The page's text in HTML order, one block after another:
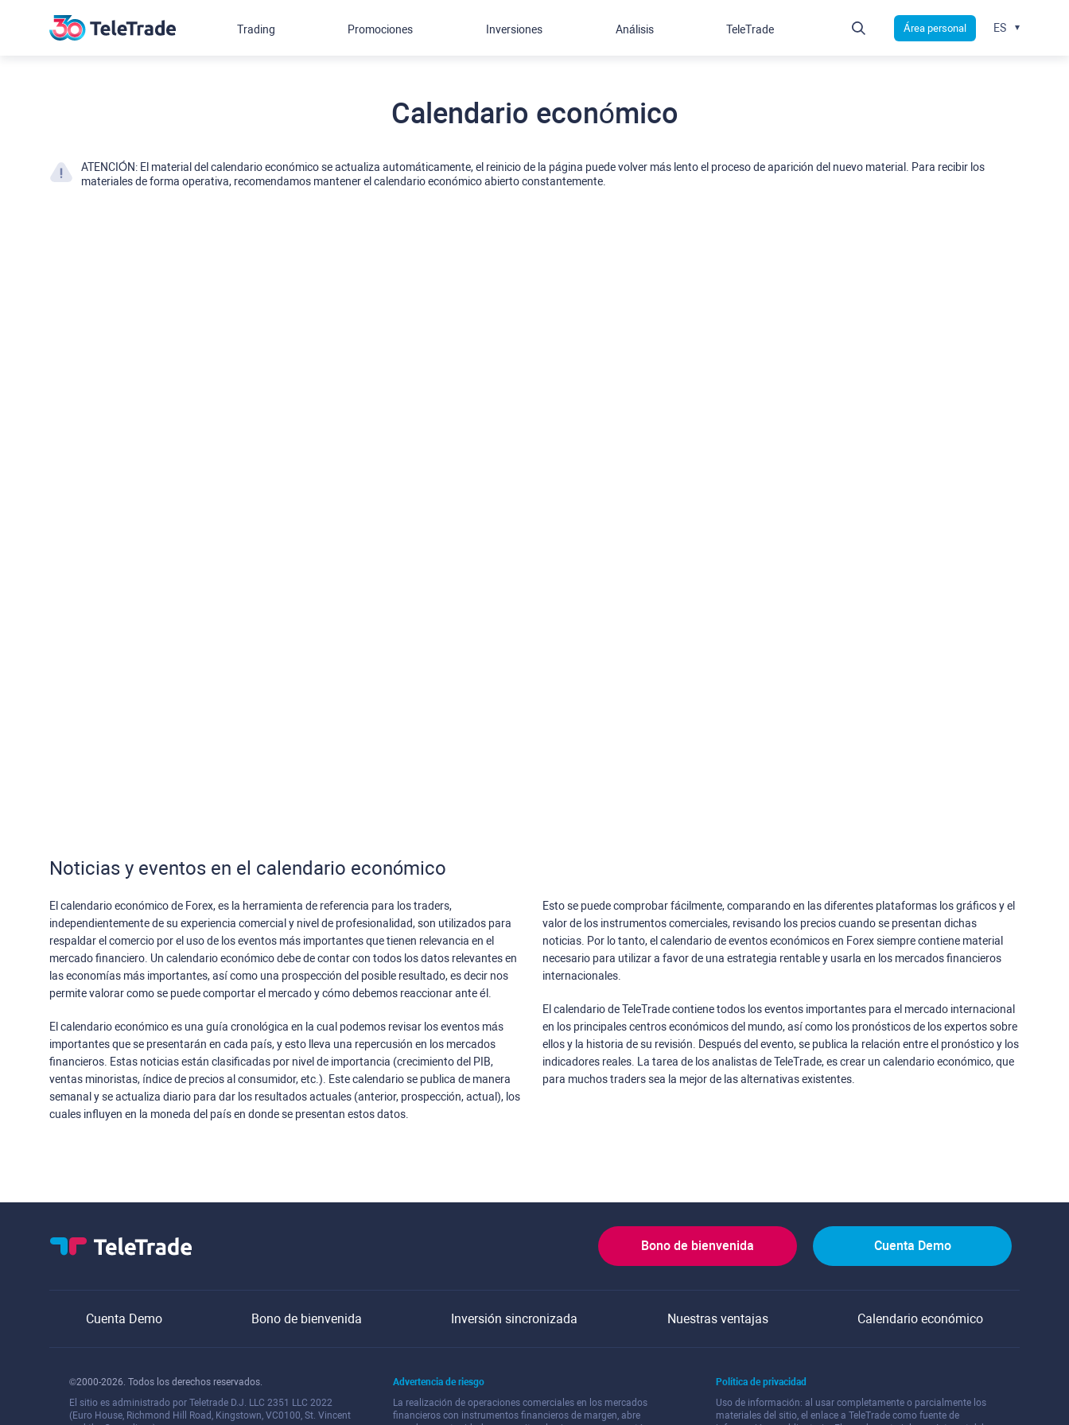
Calendario económico
ATENCIÓN: El material del calendario económico se actualiza automáticamente, el reinicio de la página puede volver más lento el proceso de aparición del nuevo material. Para recibir los
materiales de forma operativa, recomendamos mantener el calendario económico abierto constantemente.
Noticias y eventos en el calendario económico
El calendario económico de Forex, es la herramienta de referencia para los traders,
independientemente de su experiencia comercial y nivel de profesionalidad, son utilizados para
respaldar el comercio por el uso de los eventos más importantes que tienen relevancia en el
mercado financiero. Un calendario económico debe de contar con todos los datos relevantes en
las economías más importantes, así como una prospección del posible resultado, es decir nos
permite valorar como se puede comportar el mercado y cómo debemos reaccionar ante él.
El calendario económico es una guía cronológica en la cual podemos revisar los eventos más
importantes que se presentarán en cada país, y esto lleva una repercusión en los mercados
financieros. Estas noticias están clasificadas por nivel de importancia (crecimiento del PIB,
ventas minoristas, índice de precios al consumidor, etc.). Este calendario se publica de manera
semanal y se actualiza diario para dar los resultados actuales (anterior, prospección, actual), los
cuales influyen en la moneda del país en donde se presentan estos datos.
Esto se puede comprobar fácilmente, comparando en las diferentes plataformas los gráficos y el
valor de los instrumentos comerciales, revisando los precios cuando se presentan dichas
noticias. Por lo tanto, el calendario de eventos económicos en Forex siempre contiene material
necesario para utilizar a favor de una estrategia rentable y usarla en los mercados financieros
internacionales.
El calendario de TeleTrade contiene todos los eventos importantes para el mercado internacional
en los principales centros económicos del mundo, así como los pronósticos de los expertos sobre
ellos y la historia de su revisión. Después del evento, se publica la relación entre el pronóstico y los
indicadores reales. La tarea de los analistas de TeleTrade, es crear un calendario económico, que
para muchos traders sea la mejor de las alternativas existentes.
Trading Promociones Inversiones Análisis TeleTrade Área personal ES
Bono de bienvenida Cuenta Demo
Cuenta Demo Bono de bienvenida Inversión sincronizada Nuestras ventajas Calendario económico
©2000-2026. Todos los derechos reservados.
El sitio es administrado por Teletrade D.J. LLC 2351 LLC 2022
(Euro House, Richmond Hill Road, Kingstown, VC0100, St. Vincent
Advertencia de riesgo
La realización de operaciones comerciales en los mercados
financieros con instrumentos financieros de margen, abre
Política de privacidad
Uso de información: al usar completamente o parcialmente los
materiales del sitio, el enlace a TeleTrade como fuente de